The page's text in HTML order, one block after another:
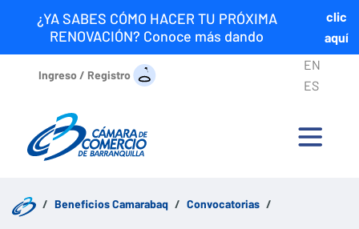
¿YA SABES CÓMO HACER TU PRÓXIMA
RENOVACIÓN? Conoce más dando
clic
aquí
Ingreso / Registro
EN
ES
Beneficios Camarabaq Convocatorias